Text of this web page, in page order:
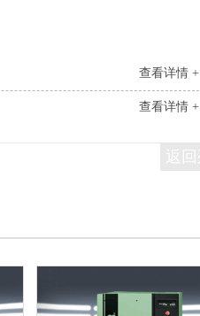
查看详情 +
查看详情 +